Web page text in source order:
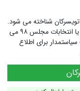
شناخته می شود.
کاندیداها و سیاستمداران انتخابات مجلس یازدهم یا انتخابات مجلس ۹۸ می
برای اطلاع